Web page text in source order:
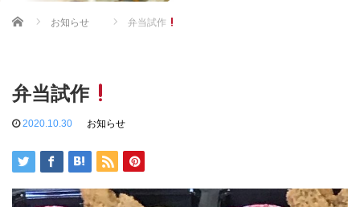
Home お知らせ 弁当試作
弁当試作
2020.10.30 お知らせ